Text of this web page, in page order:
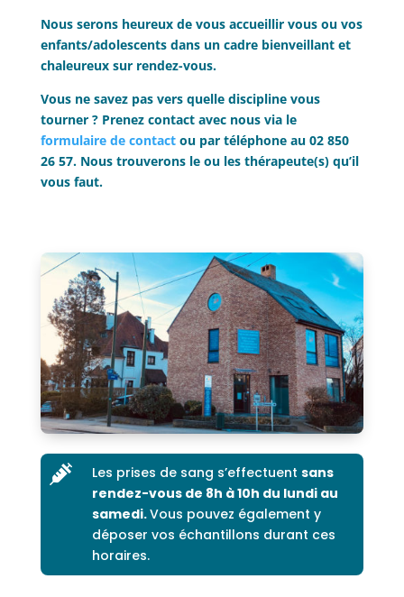
Nous serons heureux de vous accueillir vous ou vos
enfants/adolescents dans un cadre bienveillant et
chaleureux sur rendez-vous.
Vous ne savez pas vers quelle discipline vous
tourner ? Prenez contact avec nous via le
formulaire de contactou par téléphone au 02 850
26 57. Nous trouverons le ou les thérapeute(s) qu’il
vous faut.
 Les prises de sang s’effectuent sans
rendez-vous de 8h à 10h du lundi au
samedi.Vous pouvez également y
déposer vos échantillons durant ces
horaires.